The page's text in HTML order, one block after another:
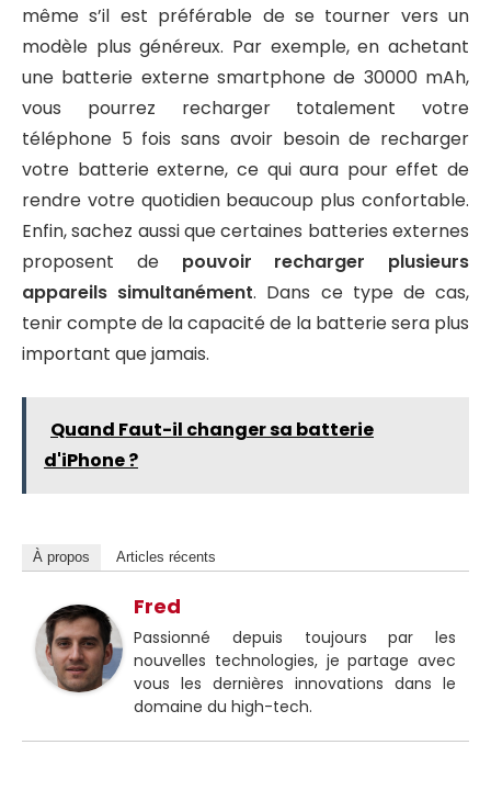
même s’il est préférable de se tourner vers un
modèle plus généreux. Par exemple, en achetant
une batterie externe smartphone de 30000 mAh,
vous pourrez recharger totalement votre
téléphone 5 fois sans avoir besoin de recharger
votre batterie externe, ce qui aura pour effet de
rendre votre quotidien beaucoup plus confortable.
Enfin, sachez aussi que certaines batteries externes
proposent de pouvoir recharger plusieurs
appareils simultanément. Dans ce type de cas,
tenir compte de la capacité de la batterie sera plus
important que jamais.
Quand Faut-il changer sa batterie
d'iPhone ?
À propos Articles récents
Fred
Passionné depuis toujours par les
nouvelles technologies, je partage avec
vous les dernières innovations dans le
domaine du high-tech.